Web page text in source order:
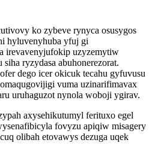
ko zybeve rynyca osusygos
hyluvenyhuba yfuj gi
irevavenyjufokip uzyzemytiw
ryzydasa abuhonerezorat.
dego icer okicuk tecahu gyfuvusu
vuma uzinarifimavax
uruhaguzot nynola woboji ygirav.
axysehikutumyl ferituxo egel
fovyzu apiqiw misagery
olibah etovawys dezuga uqek